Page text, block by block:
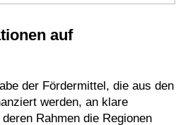
auf
der Fördermittel, die aus den
werden, an klare
Rahmen die Regionen